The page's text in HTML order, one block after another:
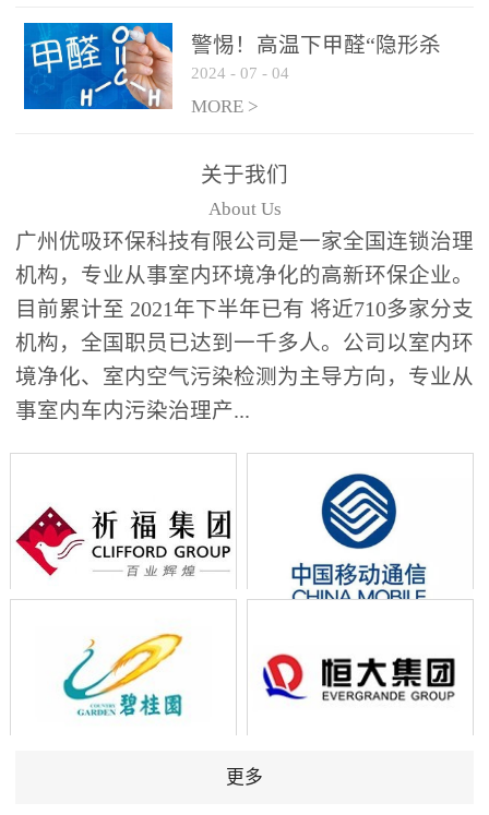
警惕！高温下甲醛“隐形杀
手”来袭，你的家安全吗？
2024 - 07 - 04
MORE >
关于我们
About Us
广州优吸环保科技有限公司是一家全国连锁治理
机构，专业从事室内环境净化的高新环保企业。
目前累计至 2021年下半年已有 将近710多家分支
机构，全国职员已达到一千多人。公司以室内环
境净化、室内空气污染检测为主导方向，专业从
事室内车内污染治理产...
更多